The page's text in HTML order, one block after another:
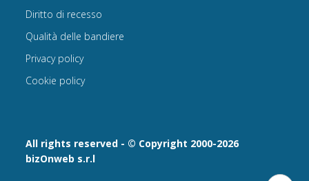
All rights reserved - © Copyright 2000-2026
bizOnweb s.r.l
Diritto di recesso
Qualità delle bandiere
Privacy policy
Cookie policy